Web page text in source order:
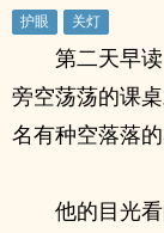
第二天早
旁空荡荡的课
名有种空落落的
他的目光